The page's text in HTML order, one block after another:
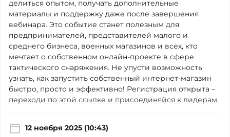
делиться опытом, получать дополнительные
материалы и поддержку даже после завершения
вебинара. Это событие станет полезным для
предпринимателей, представителей малого и
среднего бизнеса, военных магазинов и всех, кто
мечтает о собственном онлайн-проекте в сфере
тактического снаряжения. Не упусти возможность
узнать, как запустить собственный интернет-магазин
быстро, просто и эффективно! Регистрация открыта –
переходи по этой ссылке и присоединяйся к лидерам.
12 ноября 2025 (10:43)